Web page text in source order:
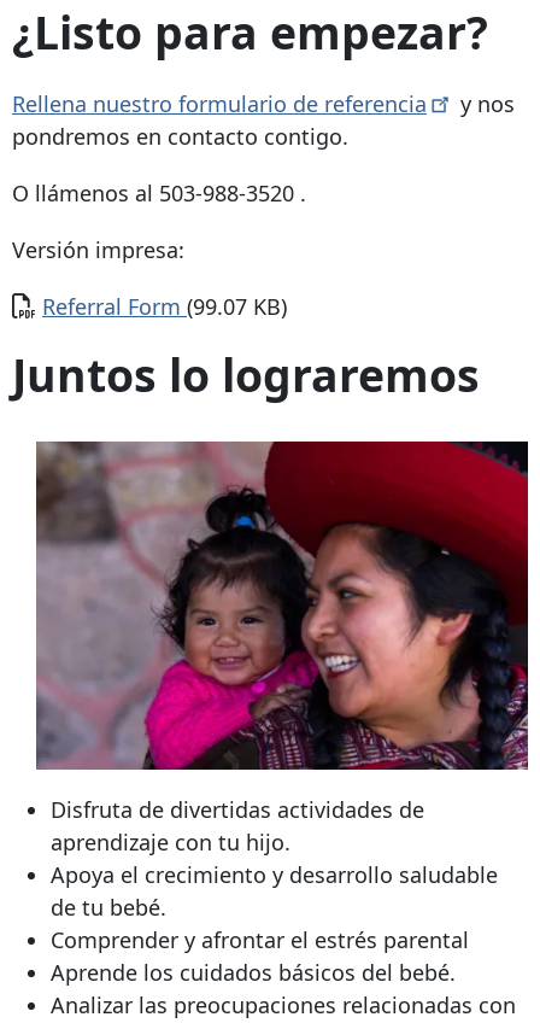
¿Listo para empezar?
Rellena nuestro formulario de referencia
y nos
pondremos en contacto contigo.
O llámenos al 503-988-3520 .
Versión impresa:
Documento
Referral Form (99.07 KB)
Juntos lo lograremos
Disfruta de divertidas actividades de
aprendizaje con tu hijo.
Apoya el crecimiento y desarrollo saludable
de tu bebé.
Comprender y afrontar el estrés parental
Aprende los cuidados básicos del bebé.
Analizar las preocupaciones relacionadas con